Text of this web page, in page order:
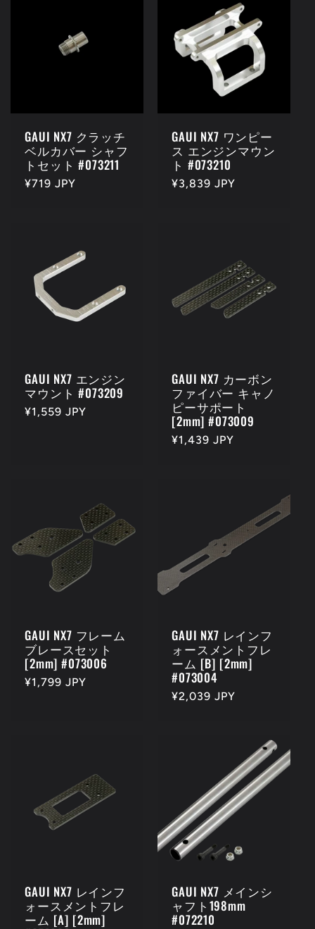
GAUI NX7 クラッチ
ベルカバー シャフ
トセット #073211
通
¥719 JPY
GAUI NX7 ワンピー
ス エンジンマウン
ト #073210
通
¥3,839 JPY
GAUI NX7 エンジン
マウント #073209
通
¥1,559 JPY
GAUI NX7 カーボン
ファイバー キャノ
ピーサポート
[2mm] #073009
通
¥1,439 JPY
GAUI NX7 フレーム
ブレースセット
[2mm] #073006
通
¥1,799 JPY
GAUI NX7 レインフ
ォースメントフレ
ーム [B] [2mm]
#073004
通
¥2,039 JPY
GAUI NX7 レインフ
ォースメントフレ
ーム [A] [2mm]
GAUI NX7 メインシ
ャフト198mm
#072210